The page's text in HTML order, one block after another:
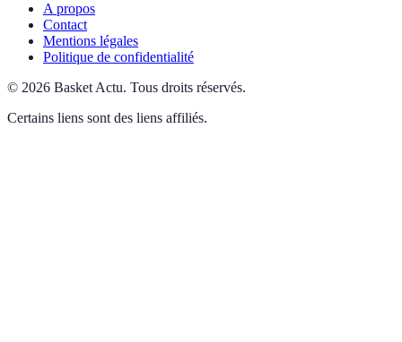
A propos
Contact
Mentions légales
Politique de confidentialité
© 2026 Basket Actu. Tous droits réservés.
Certains liens sont des liens affiliés.